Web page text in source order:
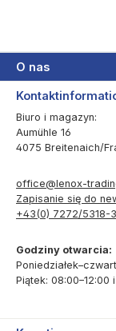
O nas
Biuro i magazyn:
Aumühle 16
4075 Breitenaich/
office@lenox-
Zapisanie się do
+43(0) 7272/5318-
Godziny otwarcia:
Piątek: 08:00–12:00